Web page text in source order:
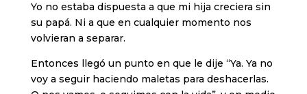
Yo no estaba dispuesta a que mi hija creciera sin
su papá. Ni a que en cualquier momento nos
volvieran a separar.
Entonces llegó un punto en que le dije “Ya. Ya no
voy a seguir haciendo maletas para deshacerlas.